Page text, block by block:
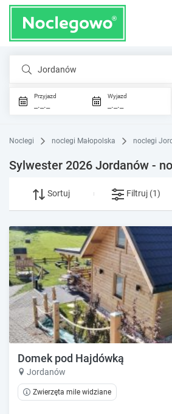
Jordanów
Przyjazd
_._._
Wyjazd
_._._
Noclegi noclegi Małopolska noclegi
Sylwester 2026 Jordanów -
Sortuj Filtruj (1)
Domek pod Hajdówką
Jordanów
Zwierzęta mile widziane